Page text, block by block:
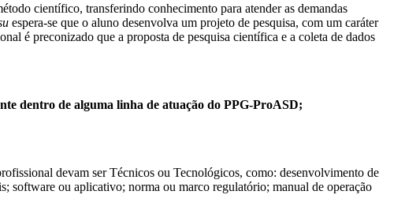
científico, transferindo conhecimento para atender as demandas
espera-se que o aluno desenvolva um projeto de pesquisa, com um caráter
é preconizado que a proposta de pesquisa científica e a coleta de dados
dentro de alguma linha de atuação do PPG-ProASD;
devam ser Técnicos ou Tecnológicos, como: desenvolvimento de
software ou aplicativo; norma ou marco regulatório; manual de operação